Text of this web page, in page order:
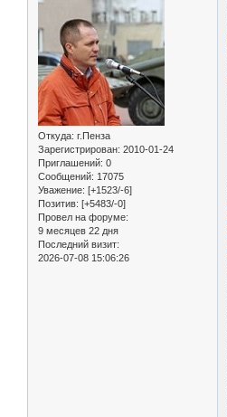
Откуда: г.Пенза
Зарегистрирован: 2010-01-24
Приглашений: 0
Сообщений: 17075
Уважение: [+1523/-6]
Позитив: [+5483/-0]
Провел на форуме:
9 месяцев 22 дня
Последний визит:
2026-07-08 15:06:26